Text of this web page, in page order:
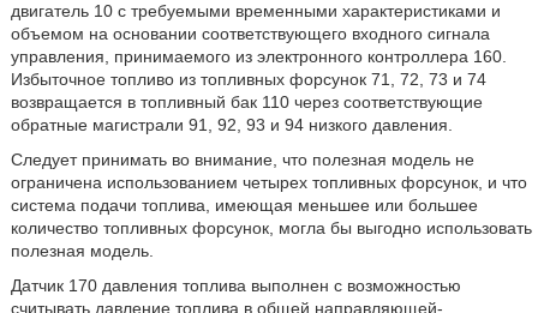
двигатель 10 с требуемыми временными характеристиками и
объемом на основании соответствующего входного сигнала
управления, принимаемого из электронного контроллера 160.
Избыточное топливо из топливных форсунок 71, 72, 73 и 74
возвращается в топливный бак 110 через соответствующие
обратные магистрали 91, 92, 93 и 94 низкого давления.
Следует принимать во внимание, что полезная модель не
ограничена использованием четырех топливных форсунок, и что
система подачи топлива, имеющая меньшее или большее
количество топливных форсунок, могла бы выгодно использовать
полезная модель.
Датчик 170 давления топлива выполнен с возможностью
считывать давление топлива в общей направляющей-